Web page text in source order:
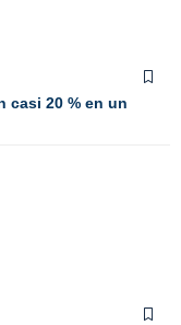
casi 20 % en un